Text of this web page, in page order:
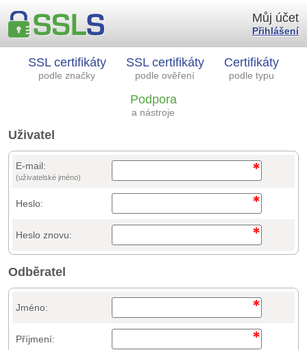
SSL certifikáty
podle značky
SSL certifikáty
podle ověření
Certifikáty
podle typu
Podpora
a nástroje
Můj účet
Přihlášení
Uživatel
E-mail:
(uživatelské jméno)
Heslo:
Heslo znovu:
Odběratel
Jméno:
Příjmení: